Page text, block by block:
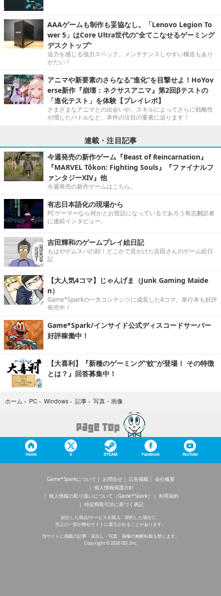
AAAゲームも制作も妥協なし。「Lenovo Legion To
wer 5」はCore Ultra世代の“全てこなせるゲーミング
デスクトップ”
迫力を感じる強力スペック。メンテナンスしやすい構造もあり
がたい！
アニマや新要素のさらなる“進化”を目撃せよ！HoYov
erse新作『崩壊：ネクサスアニマ』第2回βテストの
「進化テスト」を体験【プレイレポ】
さまざまなアニマとの出会いや、スキルによってさらに戦略性
が増したバトルなど、本作の注目の要素に迫ります！
連載・注目記事
今週発売の新作ゲーム『Beast of Reincarnation』
『MARVEL Tōkon: Fighting Souls』『ファイナルフ
ァンタジーXIV』他
今週発売の新作ゲームはこちら。
有志日本語化の現場から
PCゲーマーなら何かとお世話になっているであろう有志翻訳者
に連続インタビュー。
吉田輝和のゲームプレイ絵日記
もはやゲムスパの顔！どこかで見かけた吉田さんのゲーム絵日
記
【大人気4コマ】じゃんげま（Junk Gaming Maide
n）
Game*Sparkの一大コンテンツに成長した4コマ。単行本も好評
発売中！
Game*Spark/インサイド公式ディスコードサーバー
好評稼働中！
【大喜利】『新種のゲーミング“蚊”が登場！ その特徴
とは？』回答募集中！
ホーム › PC › Windows › 記事 › 写真・画像
Home X STEAM Facebook YouTube
Game*Sparkについて お問合せ 広告掲載
会社概要
個人情報保護方針
個人情報の取り扱いについて（Game*Spark）
利用規約
特定商取引法に基づく表記
紹介した商品/サービスを購入、契約した場合に、
売上の一部が弊社サイトに還元されることがあります。
当サイトに掲載の記事・見出し・写真・画像の無断転載を禁じます。
Copyright © 2026 IID, Inc.